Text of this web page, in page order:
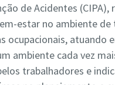
de Acidentes
estar no ambiente
ocupacionais, atuando
ambiente cada vez
trabalhadores e